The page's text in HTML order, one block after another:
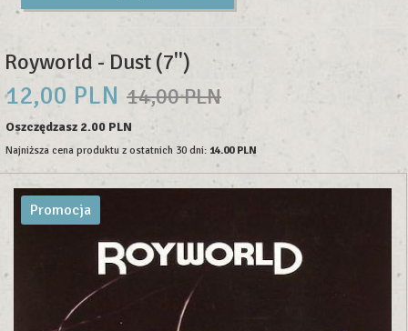
Royworld - Dust (7'')
12,00 PLN 14,00 PLN
Oszczędzasz 2.00 PLN
Najniższa cena produktu z ostatnich 30 dni: 14.00 PLN
Promocja